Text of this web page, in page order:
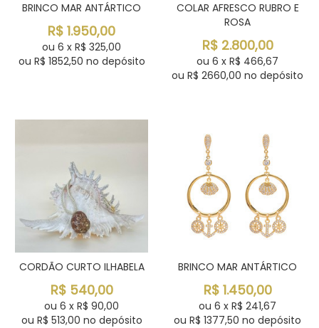
BRINCO MAR ANTÁRTICO
R$ 1.950,00
ou 6 x R$ 325,00
ou R$ 1852,50 no depósito
COLAR AFRESCO RUBRO E
ROSA
R$ 2.800,00
ou 6 x R$ 466,67
ou R$ 2660,00 no depósito
CORDÃO CURTO ILHABELA
R$ 540,00
ou 6 x R$ 90,00
ou R$ 513,00 no depósito
BRINCO MAR ANTÁRTICO
R$ 1.450,00
ou 6 x R$ 241,67
ou R$ 1377,50 no depósito